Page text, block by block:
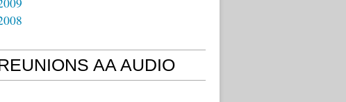
AA AUDIO